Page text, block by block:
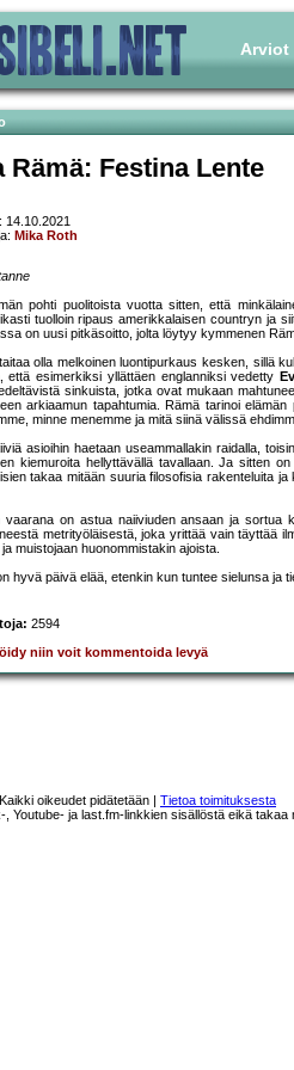
Arviot
Rämä: Festina Lente
14.10.2021
Mika Roth
pohti puolitoista vuotta sitten, että
tuolloin ripaus amerikkalaisen countryn ja
on uusi pitkäsoitto, jolta löytyy kymmenen
olla melkoinen luontipurkaus kesken, sillä
että esimerkiksi yllättäen englanniksi vedetty
sinkuista, jotka ovat mukaan
arkiaamun tapahtumia. Rämä tarinoi
minne menemme ja mitä siinä välissä
asioihin haetaan useammallakin raidalla,
kiemuroita hellyttävällä tavallaan. Ja sitten
takaa mitään suuria filosofisia rakenteluita
vaarana on astua naiiviuden ansaan ja sortua
metrityöläisestä, joka yrittää vain täyttää
muistojaan huonommistakin ajoista.
hyvä päivä elää, etenkin kun tuntee sielunsa ja
2594
niin voit kommentoida levyä
oikeudet pidätetään | Tietoa toimituksesta
Youtube- ja last.fm-linkkien sisällöstä eikä takaa